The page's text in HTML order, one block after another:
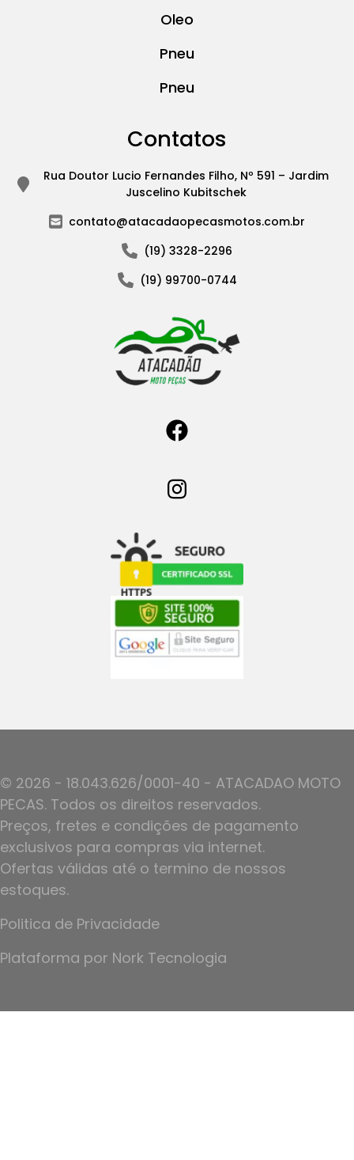
Oleo
Pneu
Pneu
Contatos
Rua Doutor Lucio Fernandes Filho, Nº 591 – Jardim
Juscelino Kubitschek
contato@atacadaopecasmotos.com.br
(19) 3328-2296
(19) 99700-0744
© 2026 - 18.043.626/0001-40 - ATACADAO MOTO
PECAS. Todos os direitos reservados.
Preços, fretes e condições de pagamento
exclusivos para compras via internet.
Ofertas válidas até o termino de nossos
estoques.
Politica de Privacidade
Plataforma por Nork Tecnologia